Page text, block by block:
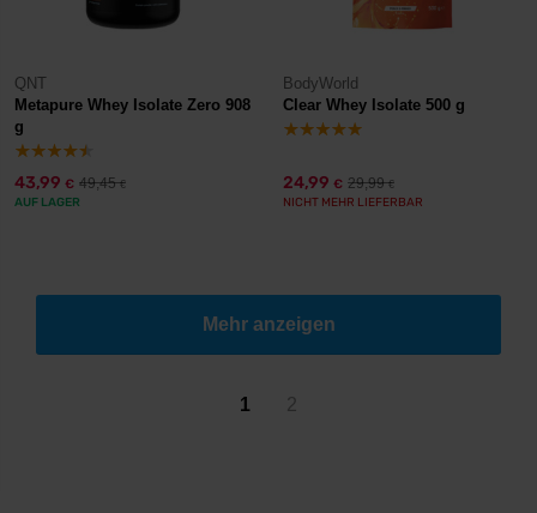
QNT
Metapure Whey Isolate Zero 908
g
43,99 € 49,45€
AUF LAGER
BodyWorld
Clear Whey Isolate 500 g
24,99 € 29,99€
NICHT MEHR LIEFERBAR
Mehr anzeigen
1 2